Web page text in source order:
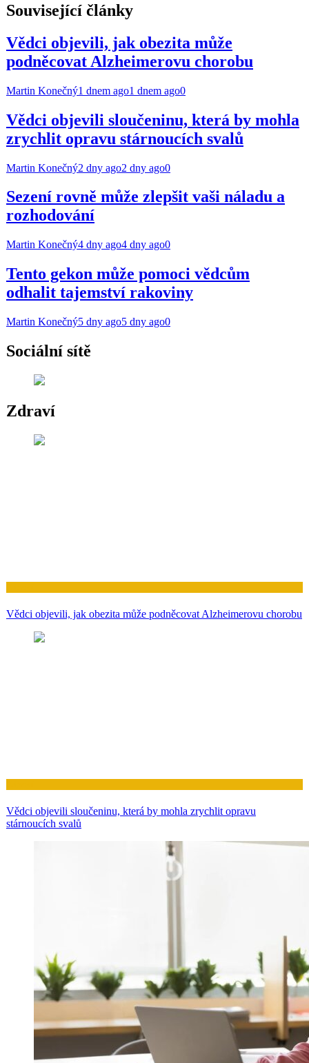
Související články
Vědci objevili, jak obezita může
podněcovat Alzheimerovu chorobu
Martin Konečný1 dnem ago1 dnem ago0
Vědci objevili sloučeninu, která by mohla
zrychlit opravu stárnoucích svalů
Martin Konečný2 dny ago2 dny ago0
Sezení rovně může zlepšit vaši náladu a
rozhodování
Martin Konečný4 dny ago4 dny ago0
Tento gekon může pomoci vědcům
odhalit tajemství rakoviny
Martin Konečný5 dny ago5 dny ago0
Sociální sítě
Zdraví
Vědci objevili, jak obezita může podněcovat Alzheimerovu chorobu
Vědci objevili sloučeninu, která by mohla zrychlit opravu
stárnoucích svalů